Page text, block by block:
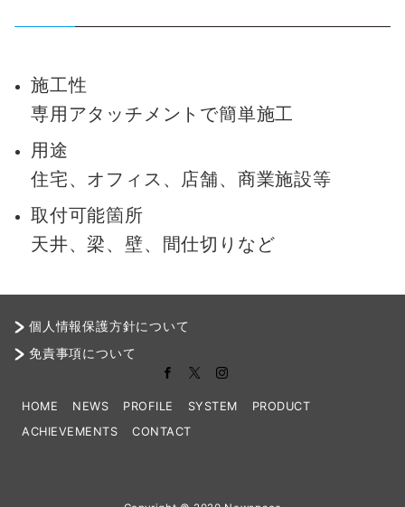
施工性
専用アタッチメントで簡単施工
用途
住宅、オフィス、店舗、商業施設等
取付可能箇所
天井、梁、壁、間仕切りなど
個人情報保護方針について
免責事項について
HOME NEWS PROFILE SYSTEM
PRODUCT
ACHIEVEMENTS
CONTACT